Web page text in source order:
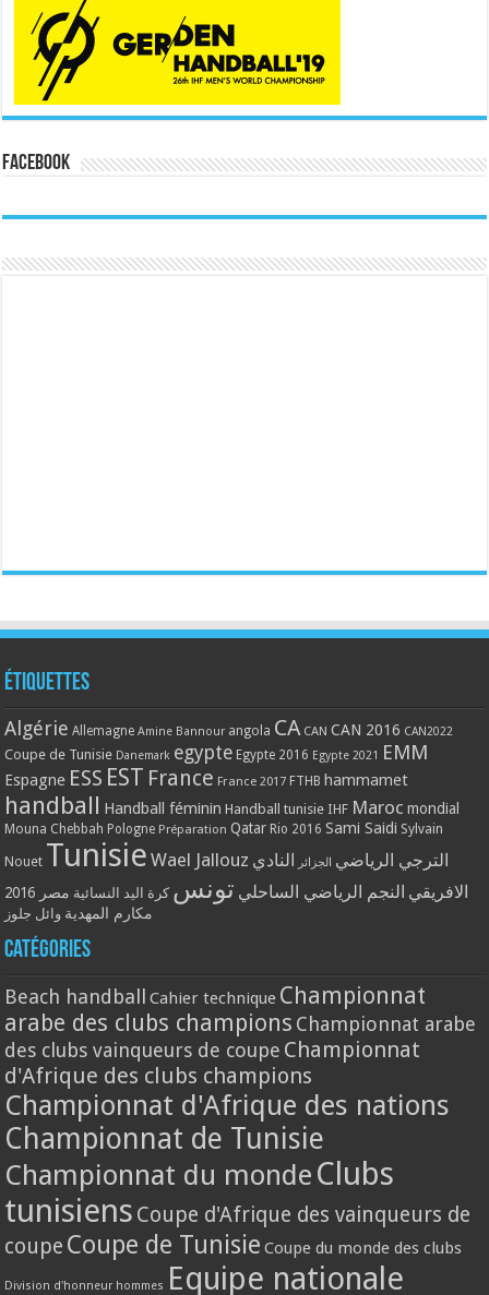
Facebook
Étiquettes
Algérie Allemagne Amine Bannour angola CA CAN CAN 2016 CAN2022
Coupe de Tunisie Danemark egypte Egypte 2016 Egypte 2021 EMM
Espagne ESS EST France France 2017 FTHB hammamet
handball Handball féminin Handball tunisie IHF Maroc mondial
Mouna Chebbah Pologne Préparation Qatar Rio 2016 Sami Saidi Sylvain
Nouet Tunisie Wael Jallouz الترجي الرياضي الجزائر النادي
الافريقي النجم الرياضي الساحلي تونس كرة اليد النسائية مصر 2016
مكارم المهدية وائل جلوز
Catégories
Beach handball Cahier technique Championnat
arabe des clubs champions Championnat arabe
des clubs vainqueurs de coupe Championnat
d'Afrique des clubs champions
Championnat d'Afrique des nations
Championnat de Tunisie
Championnat du monde Clubs
tunisiens Coupe d'Afrique des vainqueurs de
coupe Coupe de Tunisie Coupe du monde des clubs
Division d'honneur hommes Equipe nationale